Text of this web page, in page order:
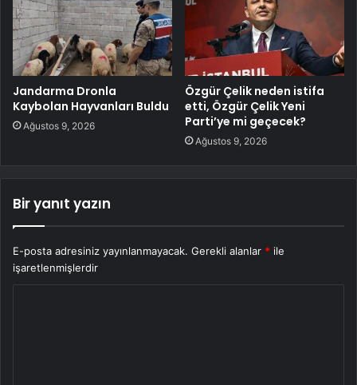
Jandarma Dronla
Kaybolan Hayvanları Buldu
Ağustos 9, 2026
Özgür Çelik neden istifa
etti, Özgür Çelik Yeni
Parti’ye mi geçecek?
Ağustos 9, 2026
Bir yanıt yazın
E-posta adresiniz yayınlanmayacak. Gerekli alanlar * ile
işaretlenmişlerdir